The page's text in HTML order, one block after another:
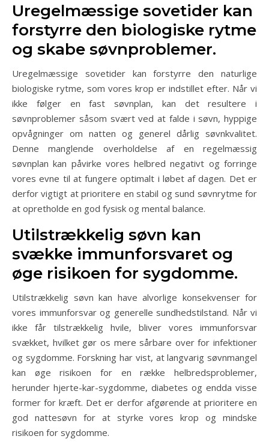
Uregelmæssige sovetider kan
forstyrre den biologiske rytme
og skabe søvnproblemer.
Uregelmæssige sovetider kan forstyrre den naturlige
biologiske rytme, som vores krop er indstillet efter. Når vi
ikke følger en fast søvnplan, kan det resultere i
søvnproblemer såsom svært ved at falde i søvn, hyppige
opvågninger om natten og generel dårlig søvnkvalitet.
Denne manglende overholdelse af en regelmæssig
søvnplan kan påvirke vores helbred negativt og forringe
vores evne til at fungere optimalt i løbet af dagen. Det er
derfor vigtigt at prioritere en stabil og sund søvnrytme for
at opretholde en god fysisk og mental balance.
Utilstrækkelig søvn kan
svække immunforsvaret og
øge risikoen for sygdomme.
Utilstrækkelig søvn kan have alvorlige konsekvenser for
vores immunforsvar og generelle sundhedstilstand. Når vi
ikke får tilstrækkelig hvile, bliver vores immunforsvar
svækket, hvilket gør os mere sårbare over for infektioner
og sygdomme. Forskning har vist, at langvarig søvnmangel
kan øge risikoen for en række helbredsproblemer,
herunder hjerte-kar-sygdomme, diabetes og endda visse
former for kræft. Det er derfor afgørende at prioritere en
god nattesøvn for at styrke vores krop og mindske
risikoen for sygdomme.